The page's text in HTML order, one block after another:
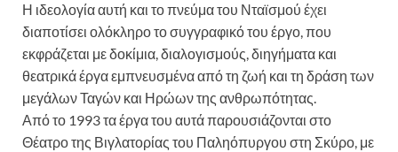
Η ιδεολογία αυτή και το πνεύμα του Νταϊσμού έχει
διαποτίσει ολόκληρο το συγγραφικό του έργο, που
εκφράζεται με δοκίμια, διαλογισμούς, διηγήματα και
θεατρικά έργα εμπνευσμένα από τη ζωή και τη δράση των
μεγάλων Ταγών και Ηρώων της ανθρωπότητας.
Από το 1993 τα έργα του αυτά παρουσιάζονται στο
Θέατρο της Βιγλατορίας του Παληόπυργου στη Σκύρο, με